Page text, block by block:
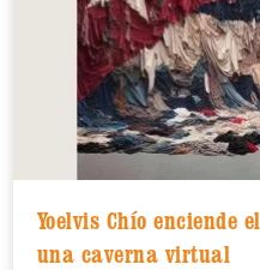
Yoelvis Chío enciende
una caverna virtual